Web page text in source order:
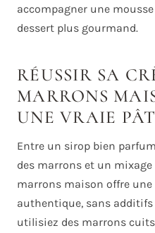
accompagner une
dessert plus gourmand.
RÉUSSIR SA
MARRONS
UNE VRAIE
Entre un sirop bien
des marrons et un
marrons maison offre
authentique, sans additifs
utilisiez des marrons